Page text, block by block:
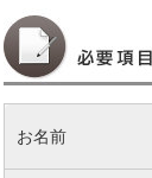
お名前